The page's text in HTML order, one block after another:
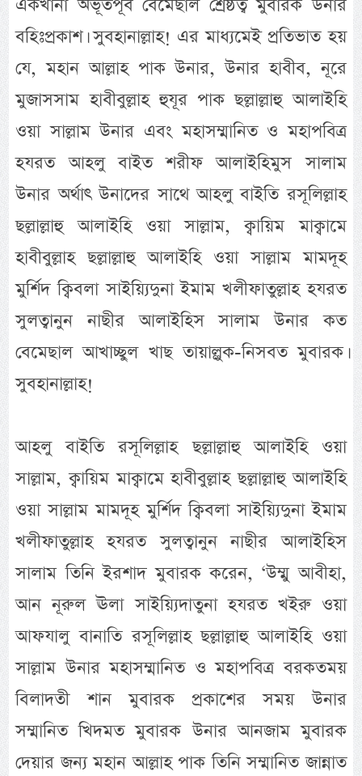
একখানা অভূতপূর্ব বেমেছাল শ্রেষ্ঠত্ব মুবারক উনার
বহিঃপ্রকাশ। সুবহানাল্লাহ! এর মাধ্যমেই প্রতিভাত হয়
যে, মহান আল্লাহ পাক উনার, উনার হাবীব, নূরে
মুজাসসাম হাবীবুল্লাহ হুযূর পাক ছল্লাল্লাহু আলাইহি
ওয়া সাল্লাম উনার এবং মহাসম্মানিত ও মহাপবিত্র
হযরত আহলু বাইত শরীফ আলাইহিমুস সালাম
উনার অর্থাৎ উনাদের সাথে আহলু বাইতি রসূলিল্লাহ
ছল্লাল্লাহু আলাইহি ওয়া সাল্লাম, ক্বায়িম মাক্বামে
হাবীবুল্লাহ ছল্লাল্লাহু আলাইহি ওয়া সাল্লাম মামদূহ
মুর্শিদ ক্বিবলা সাইয়্যিদুনা ইমাম খলীফাতুল্লাহ হযরত
সুলত্বানুন নাছীর আলাইহিস সালাম উনার কত
বেমেছাল আখাচ্ছুল খাছ তায়াল্লুক-নিসবত মুবারক।
সুবহানাল্লাহ!
আহলু বাইতি রসূলিল্লাহ ছল্লাল্লাহু আলাইহি ওয়া
সাল্লাম, ক্বায়িম মাক্বামে হাবীবুল্লাহ ছল্লাল্লাহু আলাইহি
ওয়া সাল্লাম মামদূহ মুর্শিদ ক্বিবলা সাইয়্যিদুনা ইমাম
খলীফাতুল্লাহ হযরত সুলত্বানুন নাছীর আলাইহিস
সালাম তিনি ইরশাদ মুবারক করেন, ‘উম্মু আবীহা,
আন নূরুল ঊলা সাইয়্যিদাতুনা হযরত খইরু ওয়া
আফযালু বানাতি রসূলিল্লাহ ছল্লাল্লাহু আলাইহি ওয়া
সাল্লাম উনার মহাসম্মানিত ও মহাপবিত্র বরকতময়
বিলাদতী শান মুবারক প্রকাশের সময় উনার
সম্মানিত খিদমত মুবারক উনার আনজাম মুবারক
দেয়ার জন্য মহান আল্লাহ পাক তিনি সম্মানিত জান্নাত